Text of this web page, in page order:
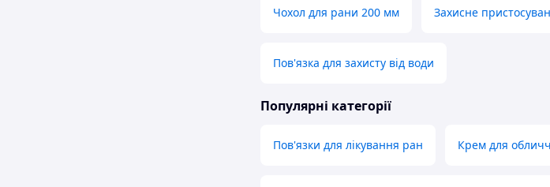
Чохол для рани 200 мм Захисне
Пов'язка для захисту від води
Популярні категорії
Пов'язки для лікування ран Крем для